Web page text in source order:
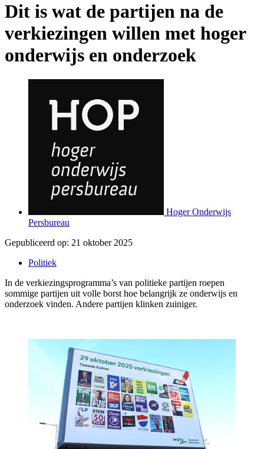
Dit is wat de partijen na de
verkiezingen willen met hoger
onderwijs en onderzoek
Hoger Onderwijs
Persbureau
Gepubliceerd op: 21 oktober 2025
Politiek
In de verkiezingsprogramma’s van politieke partijen roepen
sommige partijen uit volle borst hoe belangrijk ze onderwijs en
onderzoek vinden. Andere partijen klinken zuiniger.